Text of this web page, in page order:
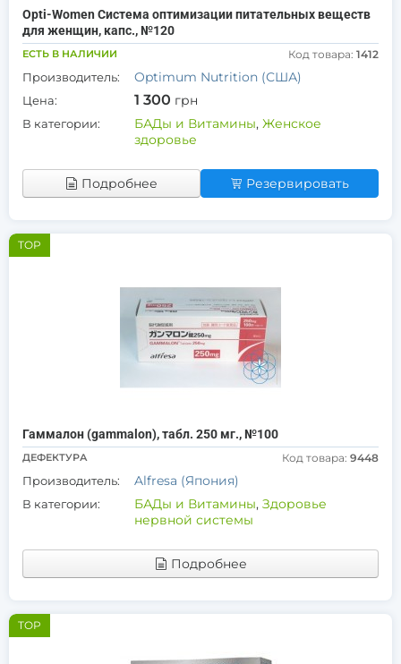
Opti-Women Система оптимизации питательных веществ
для женщин, капс., №120
ЕСТЬ В НАЛИЧИИ Код товара: 1412
Производитель: Optimum Nutrition (США)
Цена: 1 300 грн
В категории: БАДы и Витамины, Женское
здоровье
Подробнее Резервировать
TOP
Гаммалон (gammalon), табл. 250 мг., №100
ДЕФЕКТУРА Код товара: 9448
Производитель: Alfresa (Япония)
В категории: БАДы и Витамины, Здоровье
нервной системы
Подробнее
TOP